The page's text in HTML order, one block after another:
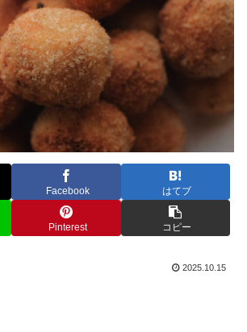
e
Facebook はてブ
Pinterest コピー
2025.10.15